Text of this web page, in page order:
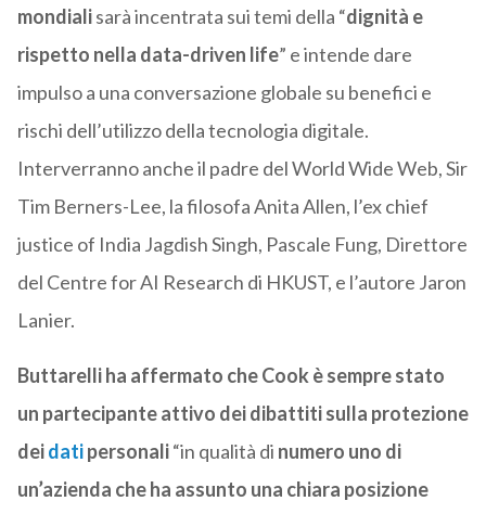
mondialisarà incentrata sui temi della “dignità e
rispetto nella data-driven life” e intende dare
impulso a una conversazione globale su benefici e
rischi dell’utilizzo della tecnologia digitale.
Interverranno anche il padre del World Wide Web, Sir
Tim Berners-Lee, la filosofa Anita Allen, l’ex chief
justice of India Jagdish Singh, Pascale Fung, Direttore
del Centre for AI Research di HKUST, e l’autore Jaron
Lanier.
Buttarelli ha affermato che Cook è sempre stato
un partecipante attivo dei dibattiti sulla protezione
deidatipersonali“in qualità di numero uno di
un’azienda che ha assunto una chiara posizione